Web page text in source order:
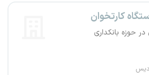
کارتخوان
حوزه بانکداری